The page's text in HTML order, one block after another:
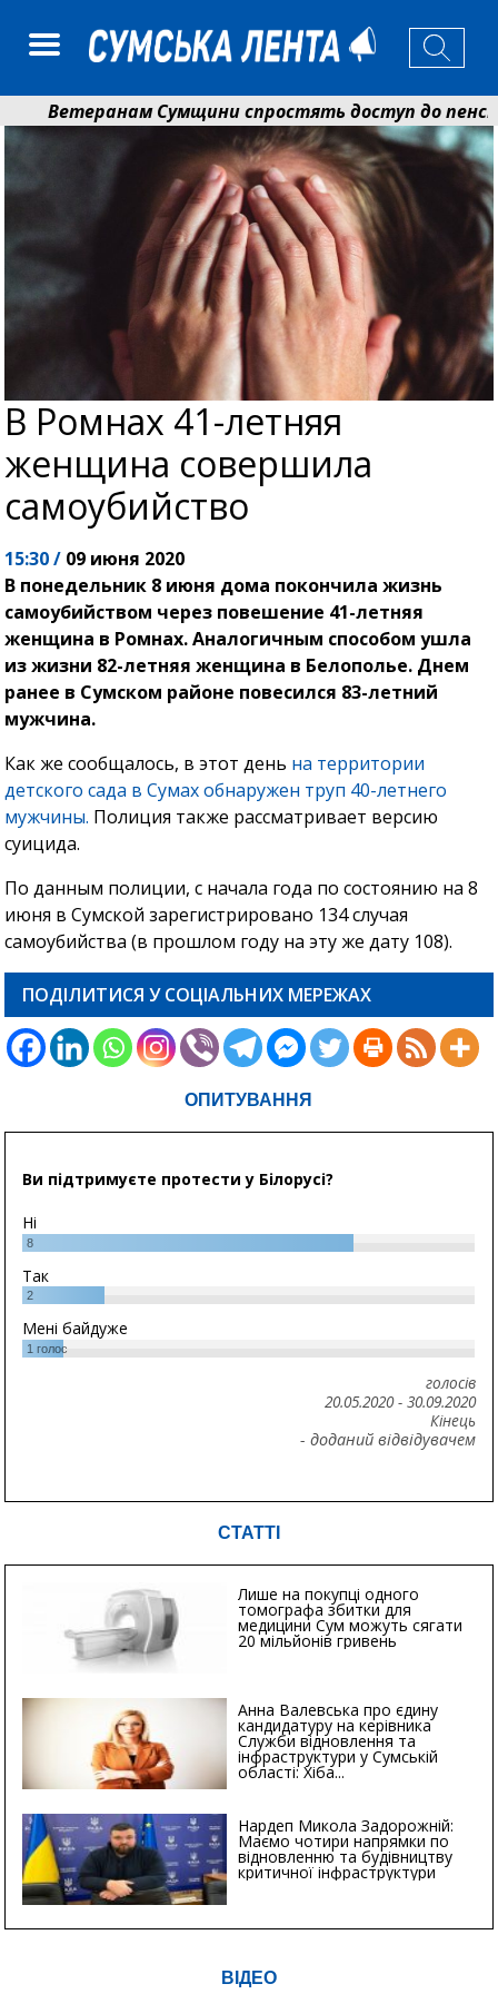
Ветеранам Сумщини спростять доступ до пенсій
Романько розширює програму відпочинку дітей із
В Ромнах 41-летняя
женщина совершила
самоубийство
15:30 / 09 июня 2020
В понедельник 8 июня дома покончила жизнь
самоубийством через повешение 41-летняя
женщина в Ромнах. Аналогичным способом ушла
из жизни 82-летняя женщина в Белополье. Днем
ранее в Сумском районе повесился 83-летний
мужчина.
Как же сообщалось, в этот день на территории
детского сада в Сумах обнаружен труп 40-летнего
мужчины. Полиция также рассматривает версию
суицида.
По данным полиции, с начала года по состоянию на 8
июня в Сумской зарегистрировано 134 случая
самоубийства (в прошлом году на эту же дату 108).
ПОДІЛИТИСЯ У СОЦІАЛЬНИХ МЕРЕЖАХ
ОПИТУВАННЯ
Ви підтримуєте протести у Білорусі?
Ні
8
Так
2
Мені байдуже
1 голос
голосів
20.05.2020- 30.09.2020
Кінець
- доданий відвідувачем
СТАТТІ
Лише на покупці одного
томографа збитки для
медицини Сум можуть сягати
20 мільйонів гривень
Анна Валевська про єдину
кандидатуру на керівника
Служби відновлення та
інфраструктури у Сумській
області: Хіба...
Нардеп Микола Задорожній:
Маємо чотири напрямки по
відновленню та будівництву
критичної інфраструктури
ВІДЕО